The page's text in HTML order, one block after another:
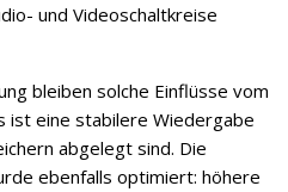
und Videoschaltkreise
bleiben solche Einflüsse vom
ist eine stabilere Wiedergabe
abgelegt sind. Die
ebenfalls optimiert: höhere